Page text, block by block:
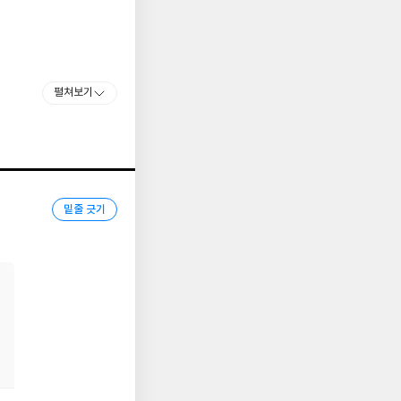
펼쳐보기
밑줄 긋기